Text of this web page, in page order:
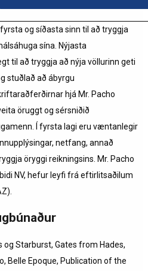
og síðasta sinn til að tryggja
sína. Nýjasta
til að tryggja að nýja völlurinn geti
stuðlað að ábyrgu
hjá Mr. Pacho
öruggt og sérsniðið
Í fyrsta lagi eru væntanlegir
netfang, annað
öryggi reikningsins. Mr. Pacho
NV, hefur leyfi frá eftirlitsaðilum
Starburst, Gates from Hades,
Belle Epoque, Publication of the